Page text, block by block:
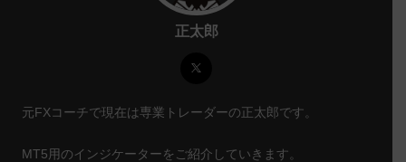
正太郎
元FXコーチで現在は専業トレーダーの正太郎です。
MT5用のインジケーターをご紹介していきます。